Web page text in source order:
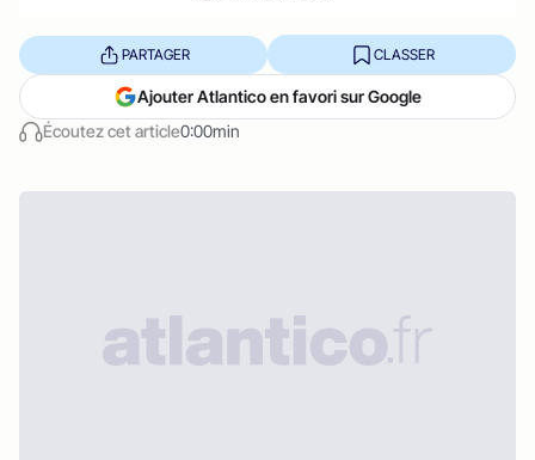
Écoutez cet article0:00min
PARTAGER CLASSER
Ajouter Atlantico en favori sur Google